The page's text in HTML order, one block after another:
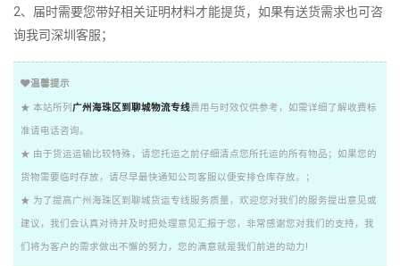
2、届时需要您带好相关证明材料才能提货，如果有送货需求也可咨
询我司深圳客服；
温馨提示
★ 本站所列 广州海珠区到聊城物流专线费用与时效仅供参考，如需详细了解收费标
准请电话咨询。
★ 由于货运运输比较特殊，请您托运之前仔细清点您所托运的所有物品；如果您的
货物需要临时存放，请尽早最快通知公司客服以便安排仓库存放。；
★ 为了提高广州海珠区到聊城货运专线服务质量，欢迎您对我们的服务提出意见或
建议，我们会认真对待并及时把处理意见汇报于您，非常感谢您对我们的支持，我
们将为客户的需求做出不懈的努力，您的满意就是我们前进的动力!